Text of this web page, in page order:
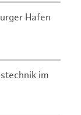
Hafen
im